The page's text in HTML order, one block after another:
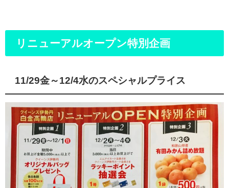
リニューアルオープン特別企画
11/29金～12/4水のスペシャルプライス